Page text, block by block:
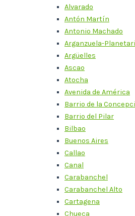
Alvarado
Antón Martín
Antonio Machado
Arganzuela-
Argüelles
Ascao
Atocha
Avenida de América
Barrio de la
Barrio del Pilar
Bilbao
Buenos Aires
Callao
Canal
Carabanchel
Carabanchel Alto
Cartagena
Chueca